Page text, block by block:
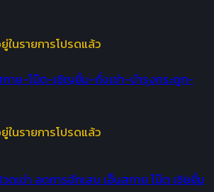
ในรายการโปรดแล้ว
ในรายการโปรดแล้ว
เข่า ลดการอักเสบ เอ็นสกาย โน๊ต เชิยยิ้ม